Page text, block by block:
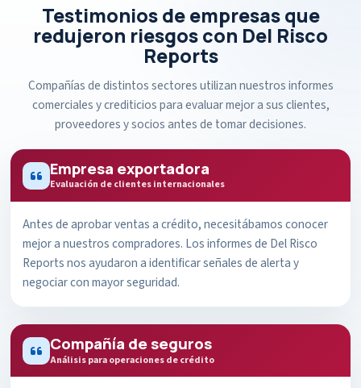
Testimonios de empresas que
redujeron riesgos con Del Risco
Reports
Compañías de distintos sectores utilizan nuestros informes
comerciales y crediticios para evaluar mejor a sus clientes,
proveedores y socios antes de tomar decisiones.
Empresa exportadora
Evaluación de clientes internacionales
Antes de aprobar ventas a crédito, necesitábamos conocer
mejor a nuestros compradores. Los informes de Del Risco
Reports nos ayudaron a identificar señales de alerta y
negociar con mayor seguridad.
Compañía de seguros
Análisis para operaciones de crédito